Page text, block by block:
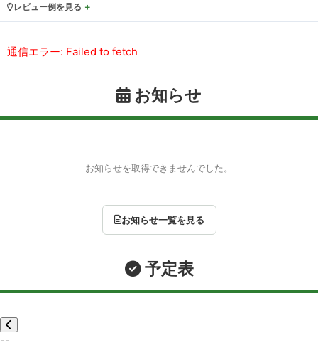
レビュー例を見る
通信エラー: Failed to fetch
お知らせ
お知らせを取得できませんでした。
お知らせ一覧を見る
予定表
--